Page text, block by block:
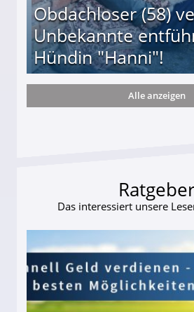
Obdachloser (58)
Unbekannte
Hündin "Hanni"!
entführten seine Hündin "Hanni"!
Alle anzeigen
Das interessiert unsere